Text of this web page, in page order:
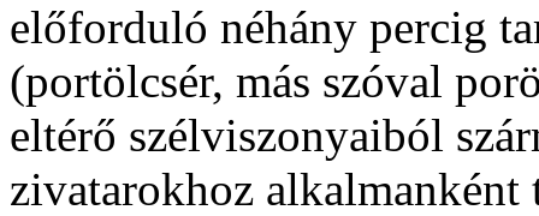
előforduló néhány percig
(portölcsér, más szóval
eltérő szélviszonyaiból
zivatarokhoz alkalmanként